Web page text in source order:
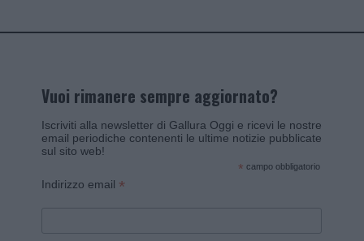
Vuoi rimanere sempre aggiornato?
Iscriviti alla newsletter di Gallura Oggi e ricevi le nostre
email periodiche contenenti le ultime notizie pubblicate
sul sito web!
* campo obbligatorio
Indirizzo email *